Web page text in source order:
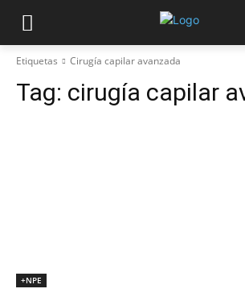
Etiquetas Cirugía capilar avanzada
Tag: cirugía capilar
+NPE